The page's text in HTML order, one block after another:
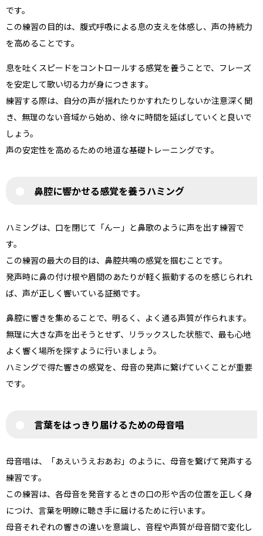
です。
この練習の目的は、腹式呼吸による息の支えを体感し、声の持続力
を高めることです。
息を吐くスピードをコントロールする感覚を養うことで、フレーズ
を安定して歌い切る力が身につきます。
練習する際は、自分の声が揺れたりかすれたりしないか注意深く聞
き、無理のない音域から始め、徐々に時間を延ばしていくと良いで
しょう。
声の安定性を高めるための地道な基礎トレーニングです。
鼻腔に響かせる感覚を養うハミング
ハミングは、口を閉じて「んー」と鼻歌のように声を出す練習で
す。
この練習の最大の目的は、鼻腔共鳴の感覚を掴むことです。
発声時に鼻の付け根や眉間のあたりが軽く振動するのを感じられれ
ば、声が正しく響いている証拠です。
鼻腔に響きを集めることで、明るく、よく通る声質が作られます。
無理に大きな声を出そうとせず、リラックスした状態で、最も心地
よく響く場所を探すように行いましょう。
ハミングで得た響きの感覚を、母音の発声に繋げていくことが重要
です。
言葉をはっきり届けるための母音唱
母音唱は、「あえいうえおあお」のように、母音を繋げて発声する
練習です。
この練習は、各母音を発音するときの口の形や舌の位置を正しく身
につけ、言葉を明瞭に聴き手に届けるために行います。
母音それぞれの響きの違いを意識し、音程や声質が母音間で変化し